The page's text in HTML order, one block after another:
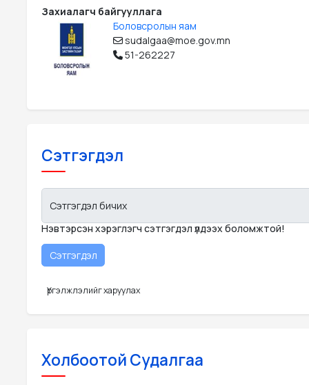
Захиалагч байгууллага
Боловсролын яам
sudalgaa@moe.gov.mn
51-262227
Сэтгэгдэл
Сэтгэгдэл бичих
Нэвтэрсэн хэрэглэгч сэтгэгдэл үлдээх боломжтой!
Үргэлжлэлийг харуулах
Холбоотой Судалгаа